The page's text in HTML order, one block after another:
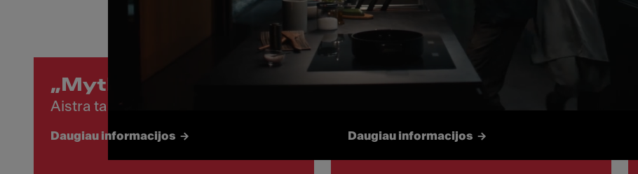
„Mythos“
Aistra tam, kas geriausia
Daugiau informacijos
„Maris“
Daugiau informacijos